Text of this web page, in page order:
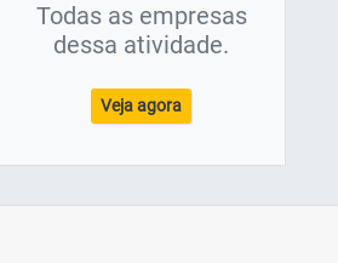
Todas as empresas
dessa atividade.
Veja agora